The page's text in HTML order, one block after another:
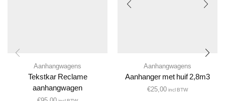
Aanhangwagens
Tekstkar Reclame
aanhangwagen
Aanhangwagens
Aanhanger met huif 2,8m3
€25,00 incl BTW